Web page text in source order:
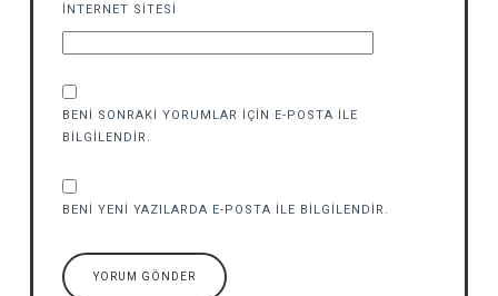
İNTERNET SITESI
BENI SONRAKI YORUMLAR IÇIN E-POSTA ILE
BILGILENDIR.
BENI YENI YAZILARDA E-POSTA ILE BILGILENDIR.